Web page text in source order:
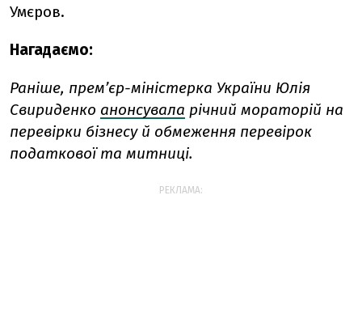
Умєров.
Нагадаємо:
Раніше, прем’єр-міністерка України Юлія
Свириденко анонсувала річний мораторій на
перевірки бізнесу й обмеження перевірок
податкової та митниці.
РЕКЛАМА: